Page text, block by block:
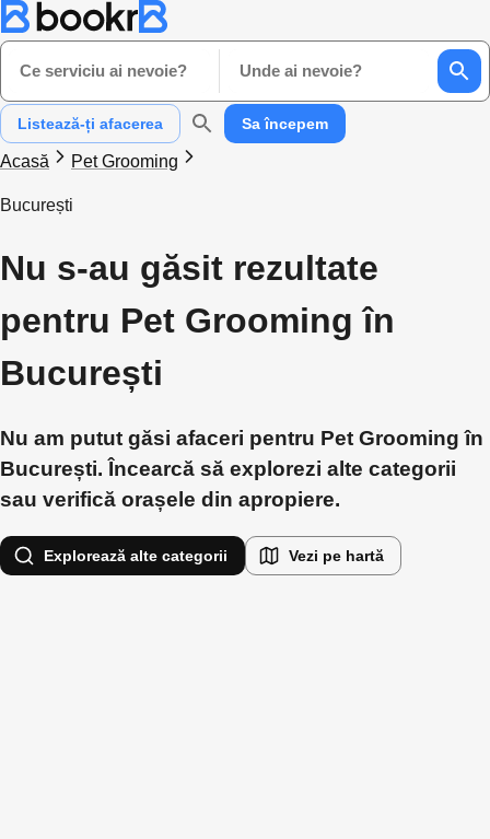
Ce serviciu ai nevoie? Unde ai nevoie?
Listează-ți afacerea Sa începem
Acasă Pet Grooming
București
Nu s-au găsit rezultate
pentru Pet Grooming în
București
Nu am putut găsi afaceri pentru Pet Grooming în
București. Încearcă să explorezi alte categorii
sau verifică orașele din apropiere.
Explorează alte categorii Vezi pe hartă